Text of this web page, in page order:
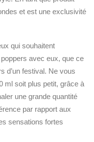
et est une exclusivité
qui souhaitent
avec eux, que ce
d’un festival. Ne vous
ml soit plus petit, grâce à
une grande quantité
par rapport aux
sensations fortes